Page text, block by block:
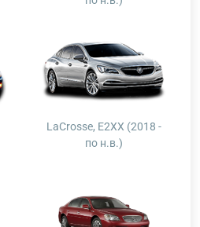
LaCrosse, E2XX (2018 -
по н.в.)